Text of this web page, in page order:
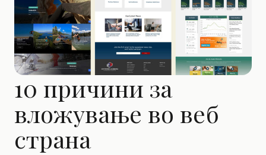
10 причини за
вложување во веб
страна